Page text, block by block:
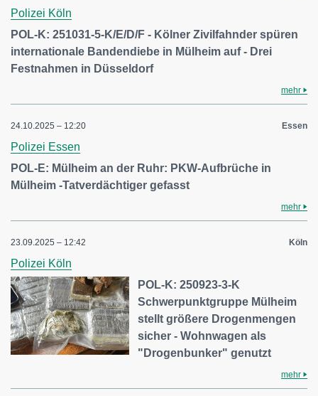
Polizei Köln
POL-K: 251031-5-K/E/D/F - Kölner Zivilfahnder spüren
internationale Bandendiebe in Mülheim auf - Drei
Festnahmen in Düsseldorf
mehr
24.10.2025 – 12:20 Essen
Polizei Essen
POL-E: Mülheim an der Ruhr: PKW-Aufbrüche in
Mülheim -Tatverdächtiger gefasst
mehr
23.09.2025 – 12:42 Köln
Polizei Köln
POL-K: 250923-3-K
Schwerpunktgruppe Mülheim
stellt größere Drogenmengen
sicher - Wohnwagen als
"Drogenbunker" genutzt
mehr